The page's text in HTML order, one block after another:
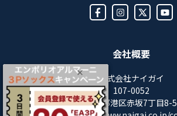
会社概要
株式会社ナイガイ
107-0052
東京都港区赤坂7丁目8-5